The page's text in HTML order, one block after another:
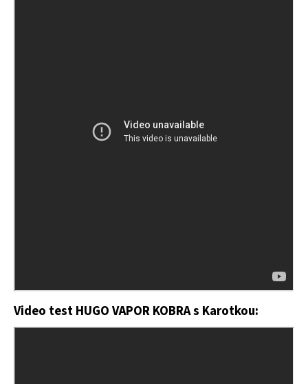
Video test HUGO VAPOR KOBRA s Karotkou: